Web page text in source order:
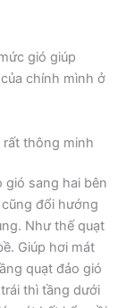
gió giúp
chính mình ở
thông minh
gió sang hai bên
đổi hướng
Như thế quạt
Giúp hơi mát
quạt đảo gió
thì tầng dưới